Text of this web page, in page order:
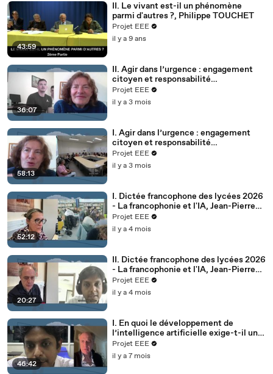
43:59
II. Le vivant est-il un phénomène
parmi d'autres ?, Philippe TOUCHET
Projet EEE
il y a 9 ans
36:07
II. Agir dans l’urgence : engagement
citoyen et responsabilité
internationale face au changement
climatique, Florence ROBINE,
Ambassadrice de France en Norvège
Projet EEE
il y a 3 mois
58:13
I. Agir dans l’urgence : engagement
citoyen et responsabilité
internationale face au changement
climatique, Florence ROBINE,
Ambassadrice de France en Norvège
Projet EEE
il y a 3 mois
52:12
I. Dictée francophone des lycées 2026
- La francophonie et l'IA, Jean-Pierre
COLIGNON, Arunkumar
SANTHALINGAM
Projet EEE
il y a 4 mois
20:27
II. Dictée francophone des lycées 2026
- La francophonie et l'IA, Jean-Pierre
COLIGNON, Arunkumar
SANTHALINGAM
Projet EEE
il y a 4 mois
46:42
I. En quoi le développement de
l’intelligence artificielle exige-t-il un
exercice permanent de l’esprit
critique?, Arunkumar
SANTHALINGAM
Projet EEE
il y a 7 mois